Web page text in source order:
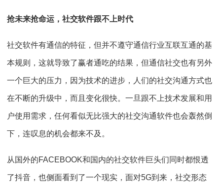
抢未来抢命运，社交软件跟不上时代
社交软件有通信的特征，但并不遵守通信行业互联互通的基
本规则，这就导致了赢者通吃的结果，但通信社交也有另外
一个巨大的压力，因为技术的进步，人们的社交沟通方式也
在不断的升级中，而且变化很快。一旦跟不上技术发展和用
户使用需求，任何看似无比强大的社交沟通软件也会轰然倒
下，连叹息的机会都来不及。
从国外的FACEBOOK和国内的社交软件巨头们同时都恨透
了抖音，也侧面看到了一个现实，面对5G到来，社交形态